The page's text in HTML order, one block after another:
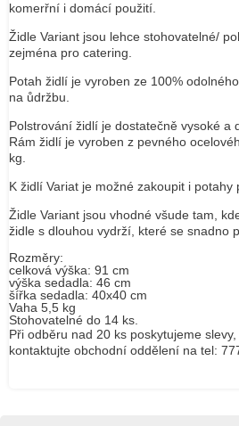
komerřní i domácí použití.
Židle Variant jsou lehce stohovatelné/
zejména pro catering.
Potah židlí je vyroben ze 100%
na ůdržbu.
Polstrování židlí je dostatečně vysoké a
Rám židlí je vyroben z pevného
kg.
K židlí Variat je možné zakoupit i potahy
Židle Variant jsou vhodné všude tam,
židle s dlouhou vydrží, které se snadno
Rozměry:
celková výška: 91 cm
výška sedadla: 46 cm
šířka sedadla: 40x40 cm
Vaha 5,5 kg
Stohovatelné do 14 ks.
Při odběru nad 20 ks poskytujeme
kontaktujte obchodní oddělení na tel: